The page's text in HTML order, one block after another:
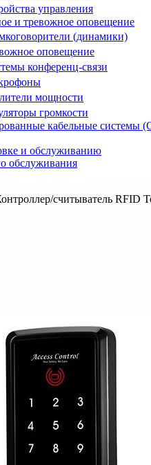
управления
и тревожное оповещение
(динамики)
оповещение
конференц-связи
мощности
громкости
кабельные системы
и обслуживанию
обслуживания
считыватель RFID